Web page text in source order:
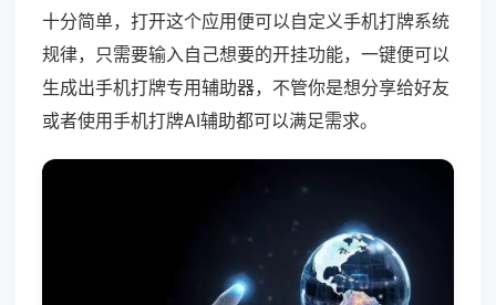
十分简单，打开这个应用便可以自定义手机打牌系统
规律，只需要输入自己想要的开挂功能，一键便可以
生成出手机打牌专用辅助器，不管你是想分享给好友
或者使用手机打牌AI辅助都可以满足需求。